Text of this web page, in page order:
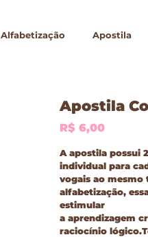
Alfabetização Apostila
Apostila
R$ 6,00
A apostila possui
individual para
vogais ao mesmo
alfabetização,
estimular
a aprendizagem
raciocínio